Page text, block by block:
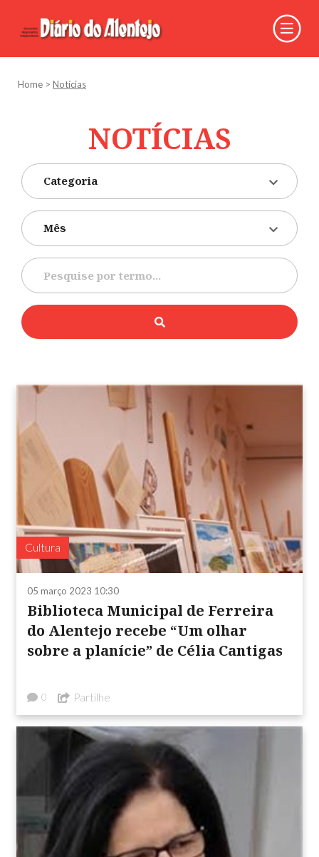
Home > Notícias
NOTÍCIAS
Categoria
Mês
Cultura
05 março 2023 10:30
Biblioteca Municipal de Ferreira
do Alentejo recebe “Um olhar
sobre a planície” de Célia Cantigas
0 Partilhe